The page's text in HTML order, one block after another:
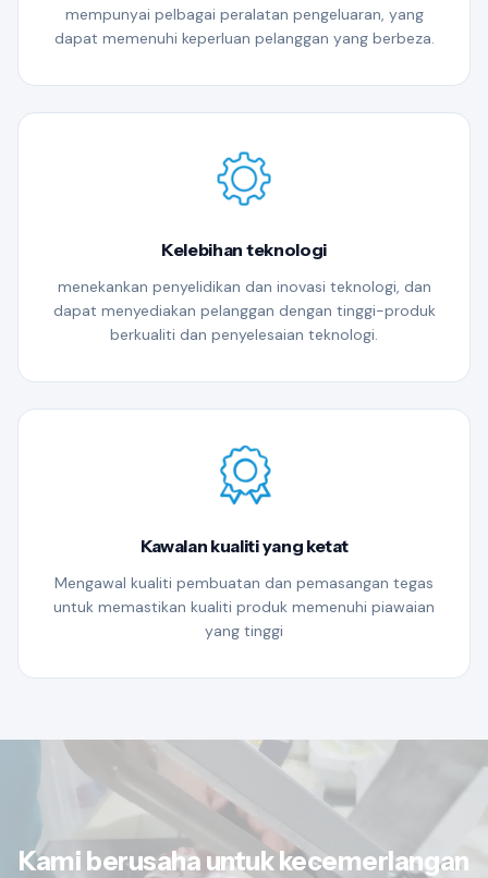
mempunyai pelbagai peralatan pengeluaran, yang
dapat memenuhi keperluan pelanggan yang berbeza.
Kelebihan teknologi
menekankan penyelidikan dan inovasi teknologi, dan
dapat menyediakan pelanggan dengan tinggi-produk
berkualiti dan penyelesaian teknologi.
Kawalan kualiti yang ketat
Mengawal kualiti pembuatan dan pemasangan tegas
untuk memastikan kualiti produk memenuhi piawaian
yang tinggi
Kami berusaha untuk kecemerlangan